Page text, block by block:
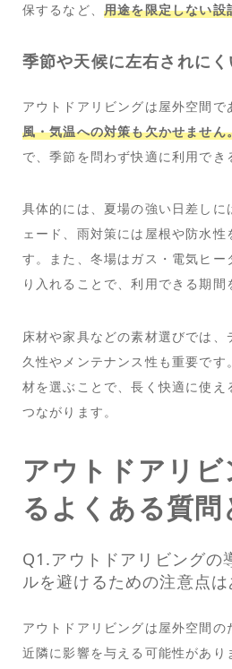
保するなど、用途を限定しない設
季節や天候に左右されに
アウトドアリビングは屋外空間で
風・気温への対策も欠かせません
で、季節を問わず快適に利用でき
具体的には、夏場の強い日差しに
ェード、雨対策には屋根や防水
す。また、冬場はガス・電気ヒー
り入れることで、利用できる期間
床材や家具などの素材選びでは
久性やメンテナンス性も重要で
材を選ぶことで、長く快適に使え
つながります。
アウトドアリ
るよくある質問
Q1.アウトドアリビングの
ルを避けるための注意点は
アウトドアリビングは屋外空間
近隣に影響を与える可能性があ